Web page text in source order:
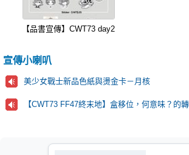
【品書宣傳】CWT73 day2
宣傳小喇叭
美少女戰士新品色紙與燙金卡－月核
【CWT73 FF47終末地】盒移位，何意味？的